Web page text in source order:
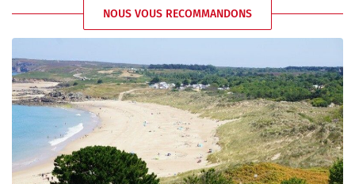
NOUS VOUS RECOMMANDONS